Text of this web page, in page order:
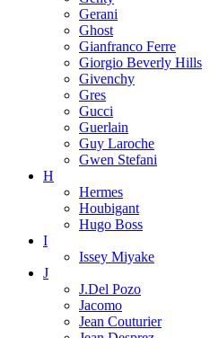
Gerani
Ghost
Gianfranco Ferre
Giorgio Beverly Hills
Givenchy
Gres
Gucci
Guerlain
Guy Laroche
Gwen Stefani
H
Hermes
Houbigant
Hugo Boss
I
Issey Miyake
J
J.Del Pozo
Jacomo
Jean Couturier